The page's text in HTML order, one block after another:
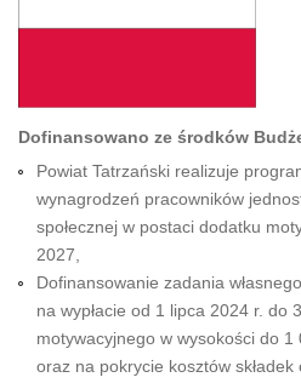
Dofinansowano ze środków
Powiat Tatrzański realizuje
wynagrodzeń pracowników
społecznej w postaci dodatku
2027,
Dofinansowanie zadania
na wypłacie od 1 lipca 2024 r. do
motywacyjnego w wysokości do 1
oraz na pokrycie kosztów